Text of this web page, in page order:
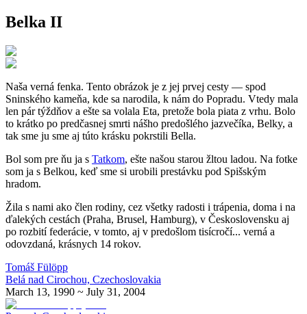
Belka II
Naša verná fenka. Tento obrázok je z jej prvej cesty — spod
Sninského kameňa, kde sa narodila, k nám do Popradu. Vtedy mala
len pár týždňov a ešte sa volala Eta, pretože bola piata z vrhu. Bolo
to krátko po predčasnej smrti nášho predošlého jazvečíka, Belky, a
tak sme ju sme aj túto krásku pokrstili Bella.
Bol som pre ňu ja s Tatkom, ešte našou starou žltou ladou. Na fotke
som ja s Belkou, keď sme si urobili prestávku pod Spišským
hradom.
Žila s nami ako člen rodiny, cez všetky radosti i trápenia, doma i na
ďalekých cestách (Praha, Brusel, Hamburg), v Československu aj
po rozbití federácie, v tomto, aj v predošlom tisícročí... verná a
odovzdaná, krásnych 14 rokov.
Tomáš Fülöpp
Belá nad Cirochou, Czechoslovakia
March 13, 1990 ~ July 31, 2004